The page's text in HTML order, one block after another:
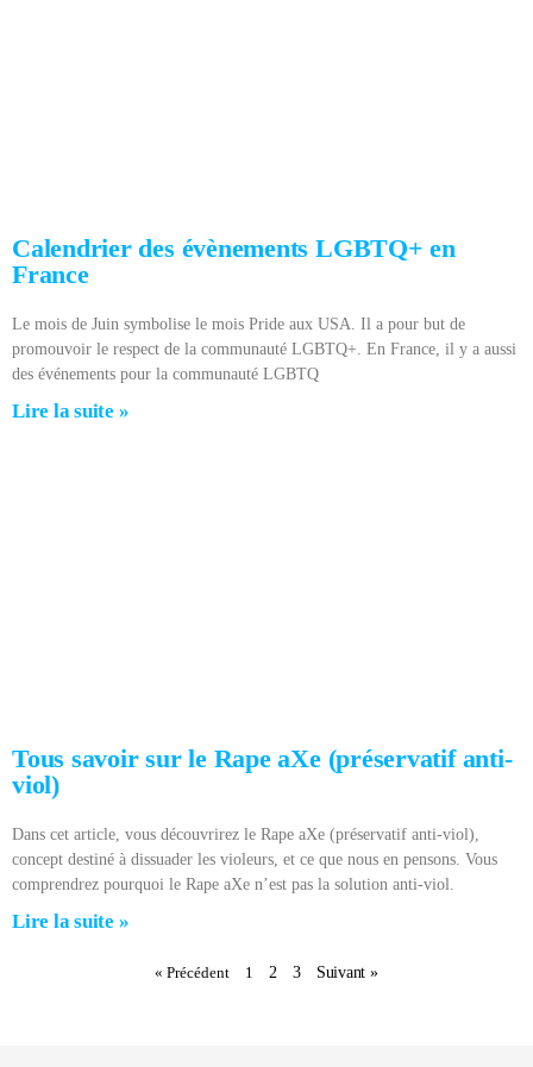
Calendrier des évènements LGBTQ+ en
France
Le mois de Juin symbolise le mois Pride aux USA. Il a pour but de
promouvoir le respect de la communauté LGBTQ+. En France, il y a aussi
des événements pour la communauté LGBTQ
Lire la suite »
Tous savoir sur le Rape aXe (préservatif anti-
viol)
Dans cet article, vous découvrirez le Rape aXe (préservatif anti-viol),
concept destiné à dissuader les violeurs, et ce que nous en pensons. Vous
comprendrez pourquoi le Rape aXe n’est pas la solution anti-viol.
Lire la suite »
« Précédent 1 2 3 Suivant »